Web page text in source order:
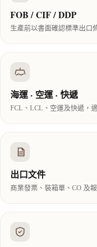
FOB / CIF / DDP
生產前以書面確認標準出口
海運 · 空運 · 快遞
FCL、LCL、空運及快遞，
出口文件
商業發票、裝箱單、CO 及